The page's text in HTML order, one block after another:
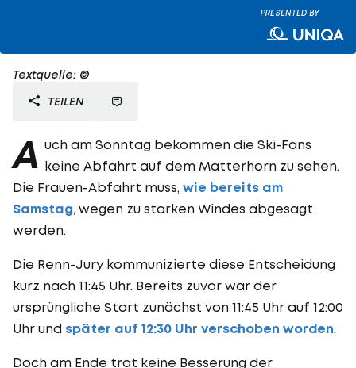
PRESENTED BY
Textquelle: ©
TEILEN
A uch am Sonntag bekommen die Ski-Fans
keine Abfahrt auf dem Matterhorn zu sehen.
Die Frauen-Abfahrt muss, wie bereits am
Samstag, wegen zu starken Windes abgesagt
werden.
Die Renn-Jury kommunizierte diese Entscheidung
kurz nach 11:45 Uhr. Bereits zuvor war der
ursprüngliche Start zunächst von 11:45 Uhr auf 12:00
Uhr und später auf 12:30 Uhr verschoben worden.
Doch am Ende trat keine Besserung der